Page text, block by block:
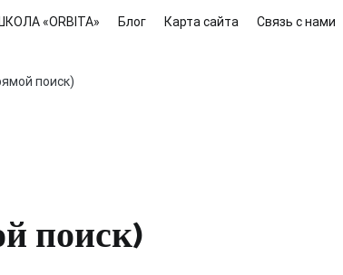
«ORBITA» Блог Карта сайта Связь с нами
поиск)
поиск)